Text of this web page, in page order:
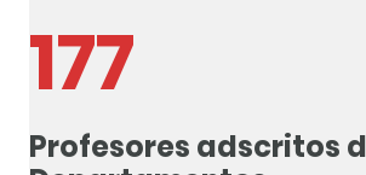
177
Profesores adscritos